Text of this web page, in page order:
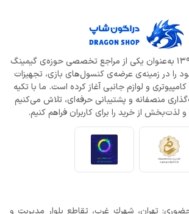
دراگون‌شاپ از سال 1396 به‌عنوان یکی از مراجع تخصصی حوزه‌ی گیمینگ
را در زمینه‌ی عرضه‌ی کنسول‌های بازی، تجهیزات
و لوازم جانبی آغاز کرده است. ما با تکیه
منصفانه و پشتیبانی حرفه‌ای، تلاش می‌کنیم
لذت‌بخش از خرید را برای کاربران فراهم کنیم.
تهران، شهرك غرب، تقاطع بلوار مدیریت و